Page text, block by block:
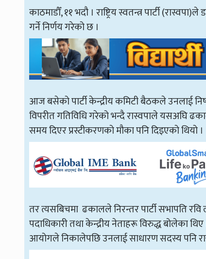
काठमाडौँ, ११ भदौ । राष्ट्रिय स्वतन्त्र पार्टी
गर्ने निर्णय गरेको छ ।
आज बसेको पार्टी केन्द्रीय कमिटी बैठकले उनलाई
विपरीत गतिविधि गरेको भन्दै रास्वपाले यसअघि
समय दिएर प्रस्टीकरणको मौका पनि दिइएको थियो ।
तर त्यसबिचमा ढकालले निरन्तर पार्टी सभापति रवि
पदाधिकारी तथा केन्द्रीय नेताहरू विरुद्ध बोलेका
आयोगले निकालेपछि उनलाई साधारण सदस्य पनि